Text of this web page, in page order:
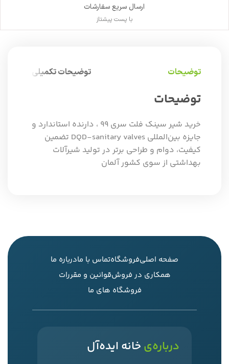
ارسال سریع سفارشات
با پست پیشتاز
توضیحات توضیحات تکمیلی
توضیحات
خرید شیر سینک فلت سری 99 ، دارنده استاندارد و
جایزه بین‌المللی DQD-sanitary valves تضمین
کیفیت، دوام و طراحی برتر در تولید شیرآلات
بهداشتی از سوی کشور آلمان
صفحه اصلیفروشگاهتماس با مادرباره ما
همکاری در فروشقوانین و مقررات
فروشگاه های ما
درباره‌ی خانه ایده‌آل